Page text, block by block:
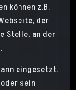
können z.B.
der
Stelle, an der
eingesetzt,
sein